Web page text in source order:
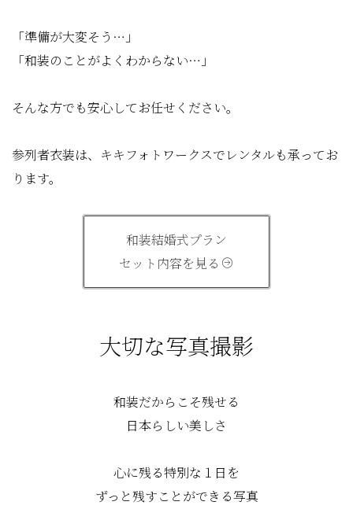
「準備が大変そう…」
「和装のことがよくわからない…」
そんな方でも安心してお任せください。
参列者衣装は、キキフォトワークスでレンタルも承ってお
ります。
和装結婚式プラン
セット内容を見る
大切な写真撮影
和装だからこそ残せる
日本らしい美しさ
心に残る特別な１日を
ずっと残すことができる写真